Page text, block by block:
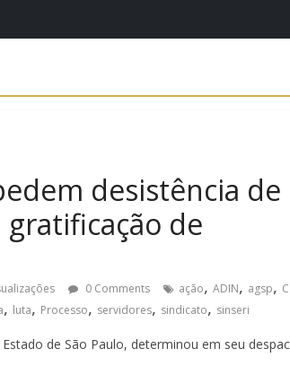
desistência de
de
0 Comments ação, ADIN, agsp,
, luta, Processo, servidores, sindicato, sinseri
de São Paulo, determinou em seu